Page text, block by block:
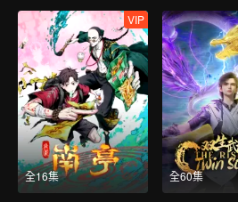
全16集
VIP
全60集